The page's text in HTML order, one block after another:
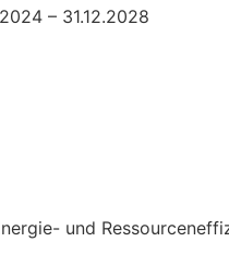
– 31.12.2028
und